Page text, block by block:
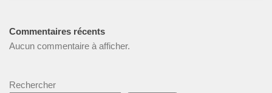
Commentaires récents
Aucun commentaire à afficher.
Rechercher